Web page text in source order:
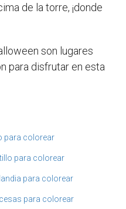
de la torre, ¡donde
son lugares
para disfrutar en esta
para colorear
para colorear
para colorear
para colorear